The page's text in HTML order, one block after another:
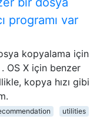
programı var
kopyalama için
OS X için benzer
kopya hızı gibi
utilities